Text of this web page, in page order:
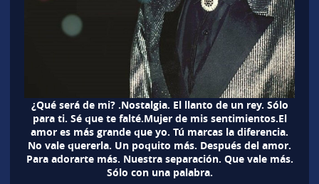
¿Qué será de mi? .Nostalgia. El llanto de un rey. Sólo
para ti. Sé que te falté.Mujer de mis sentimientos.El
amor es más grande que yo. Tú marcas la diferencia.
No vale quererla. Un poquito más. Después del amor.
Para adorarte más. Nuestra separación. Que vale más.
Sólo con una palabra.